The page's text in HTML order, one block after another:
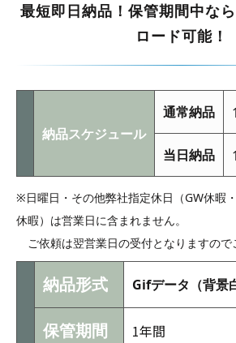
最短即日納品！保管期間中な
ロード可能！
納品スケジュール
通常納品
当日納品
※日曜日・その他弊社指定休日（GW休暇
休暇）は営業日に含まれません。
ご依頼は翌営業日の受付となりますので
納品形式 Gifデータ（背景
保管期間 1年間